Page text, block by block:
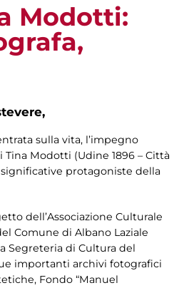
Modotti:
sulla vita, l’impegno
Tina Modotti (Udine 1896 – Città
significative protagoniste della
dell’Associazione Culturale
Comune di Albano Laziale
Segreteria di Cultura del
importanti archivi fotografici
Fondo “Manuel